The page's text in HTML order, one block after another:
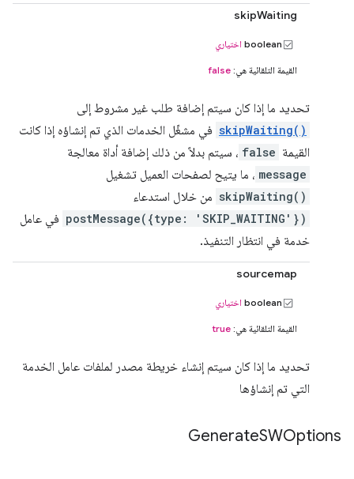
skipWaiting
boolean اختياري
القيمة التلقائية هي: false
تحديد ما إذا كان سيتم إضافة طلب غير مشروط إلى
skipWaiting() في مشغّل الخدمات الذي تم إنشاؤه إذا كانت
القيمة false ، سيتم بدلاً من ذلك إضافة أداة معالجة
message ، ما يتيح لصفحات العميل تشغيل
skipWaiting() من خلال استدعاء
postMessage({type: 'SKIP_WAITING'}) في عامل
خدمة في انتظار التنفيذ.
sourcemap
boolean اختياري
القيمة التلقائية هي: true
تحديد ما إذا كان سيتم إنشاء خريطة مصدر لملفات عامل الخدمة
التي تم إنشاؤها
GenerateSWOptions